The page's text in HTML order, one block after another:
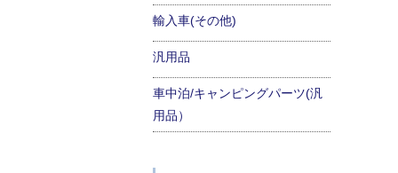
輸入車(その他)
汎用品
車中泊/キャンピングパーツ(汎
用品）